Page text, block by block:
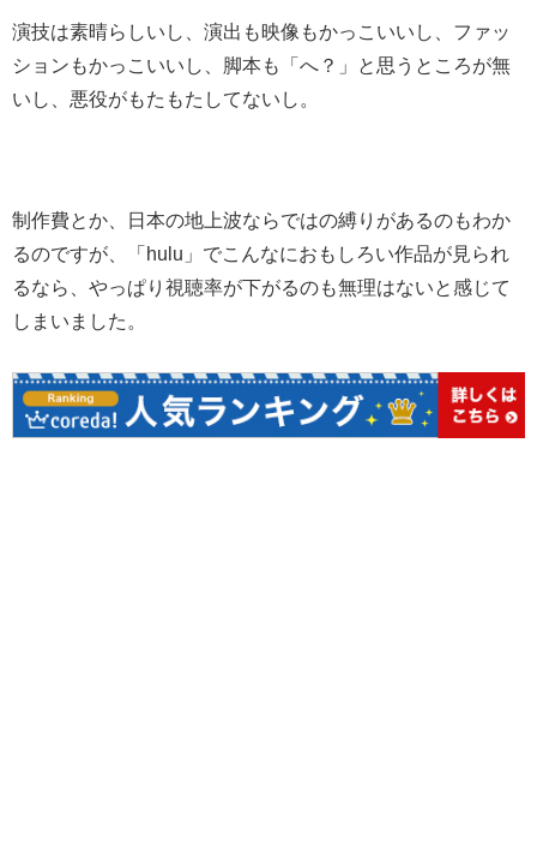
演技は素晴らしいし、演出も映像もかっこいいし、ファッ
ションもかっこいいし、脚本も「へ？」と思うところが無
いし、悪役がもたもたしてないし。
制作費とか、日本の地上波ならではの縛りがあるのもわか
るのですが、「hulu」でこんなにおもしろい作品が見られ
るなら、やっぱり視聴率が下がるのも無理はないと感じて
しまいました。